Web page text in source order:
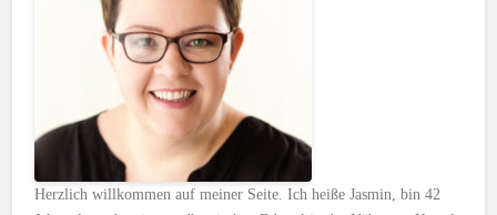
Herzlich willkommen auf meiner Seite. Ich heiße Jasmin, bin 42